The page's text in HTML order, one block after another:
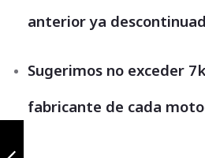
anterior ya
Sugerimos no exceder
fabricante de cada